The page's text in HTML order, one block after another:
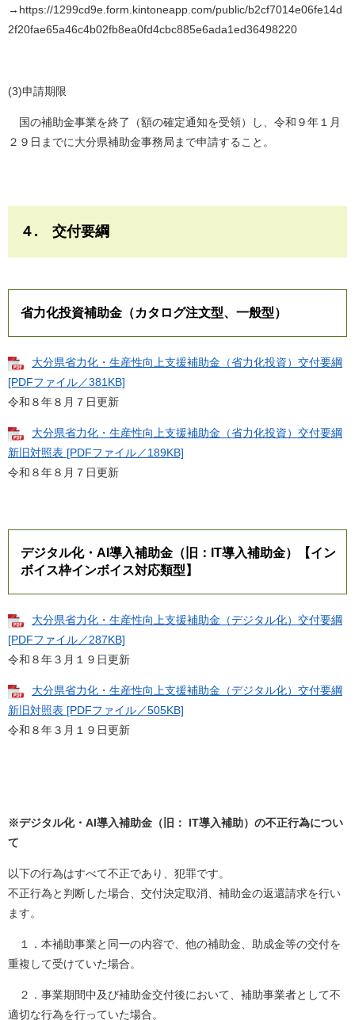
→https://1299cd9e.form.kintoneapp.com/public/b2cf7014e06fe14d
2f20fae65a46c4b02fb8ea0fd4cbc885e6ada1ed36498220
(3)申請期限
国の補助金事業を終了（額の確定通知を受領）し、令和９年１月
２９日までに大分県補助金事務局まで申請すること。
４. 交付要綱
省力化投資補助金（カタログ注文型、一般型）
大分県省力化・生産性向上支援補助金（省力化投資）交付要綱
[PDFファイル／381KB]
令和８年８月７日更新​​
大分県省力化・生産性向上支援補助金（省力化投資）交付要綱
新旧対照表 [PDFファイル／189KB]
令和８年８月７日更新​​
デジタル化・AI導入補助金（旧：IT導入補助金）【イン
ボイス枠インボイス対応類型】
大分県省力化・生産性向上支援補助金（デジタル化）交付要綱
[PDFファイル／287KB]
令和８年３月１９日更新​​
大分県省力化・生産性向上支援補助金（デジタル化）交付要綱
新旧対照表 [PDFファイル／505KB]
令和８年３月１９日更新​​
※デジタル化・AI導入補助金（旧： IT導入補助） の不正行為につい
て
以下の行為はすべて不正であり、犯罪です。
不正行為と判断した場合、交付決定取消、補助金の返還請求を行い
ます。
１．本補助事業と同一の内容で、他の補助金、助成金等の交付を
重複して受けていた場合。
２．事業期間中及び補助金交付後において、補助事業者として不
適切な行為を行っていた場合。